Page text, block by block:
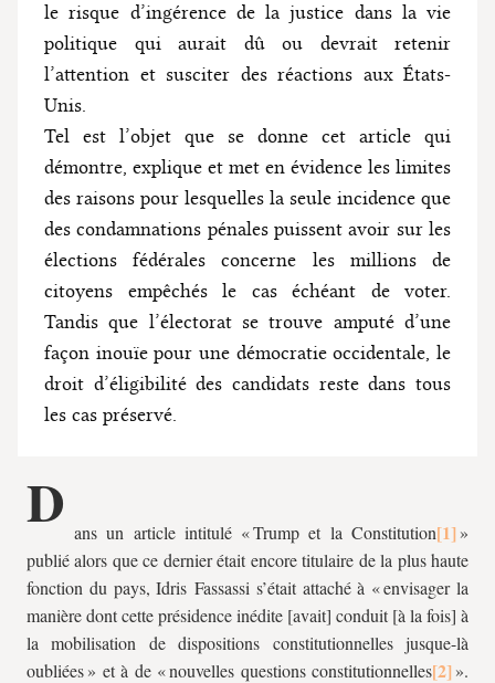
le risque d’ingérence de la justice dans la vie
politique qui aurait dû ou devrait retenir
l’attention et susciter des réactions aux États-
Unis.
Tel est l’objet que se donne cet article qui
démontre, explique et met en évidence les limites
des raisons pour lesquelles la seule incidence que
des condamnations pénales puissent avoir sur les
élections fédérales concerne les millions de
citoyens empêchés le cas échéant de voter.
Tandis que l’électorat se trouve amputé d’une
façon inouïe pour une démocratie occidentale, le
droit d’éligibilité des candidats reste dans tous
les cas préservé.
D ans un article intitulé « Trump et la Constitution
»
publié alors que ce dernier était encore titulaire de la plus haute
fonction du pays, Idris Fassassi s’était attaché à « envisager la
manière dont cette présidence inédite [avait] conduit [à la fois] à
la mobilisation de dispositions constitutionnelles jusque-là
oubliées » et à de « nouvelles questions constitutionnelles
».